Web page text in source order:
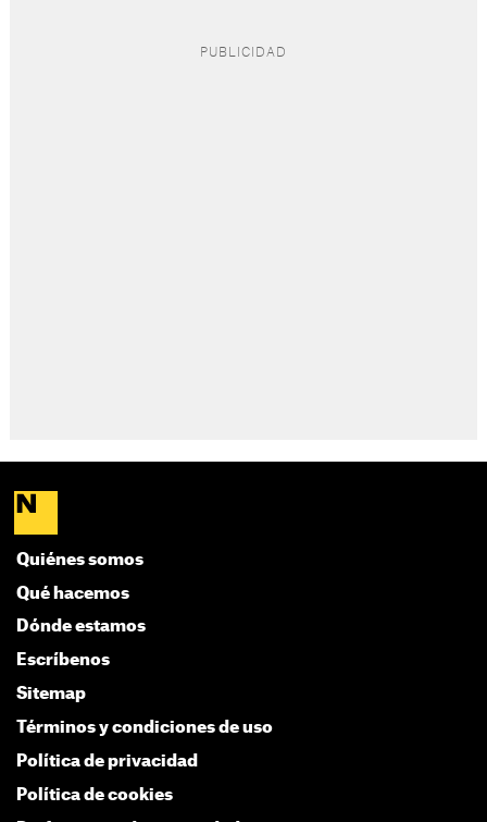
Quiénes somos
Qué hacemos
Dónde estamos
Escríbenos
Sitemap
Términos y condiciones de uso
Política de privacidad
Política de cookies